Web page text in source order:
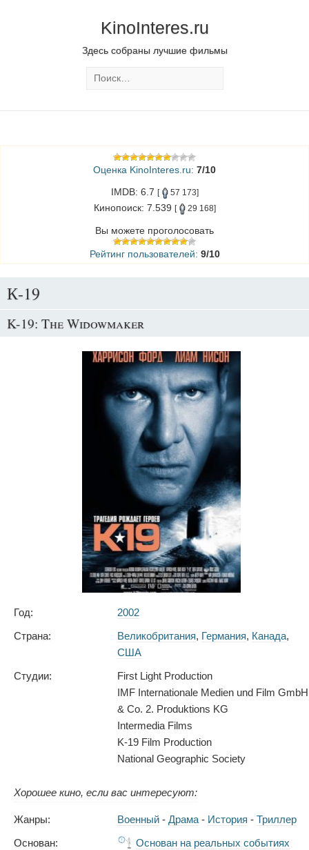
KinoInteres.ru
Здесь собраны лучшие фильмы
Оценка KinoInteres.ru: 7/10
IMDB: 6.7 [ 57 173]
Кинопоиск: 7.539 [ 29 168]
Вы можете проголосовать
Рейтинг пользователей: 9/10
К-19
K-19: The Widowmaker
Год:
2002
Страна:
Великобритания, Германия, Канада,
США
Студии:
First Light Production
IMF Internationale Medien und Film GmbH
& Co. 2. Produktions KG
Intermedia Films
K-19 Film Production
National Geographic Society
Хорошее кино, если вас интересуют:
Жанры: Военный - Драма - История - Триллер
Основан:
Основан на реальных событиях